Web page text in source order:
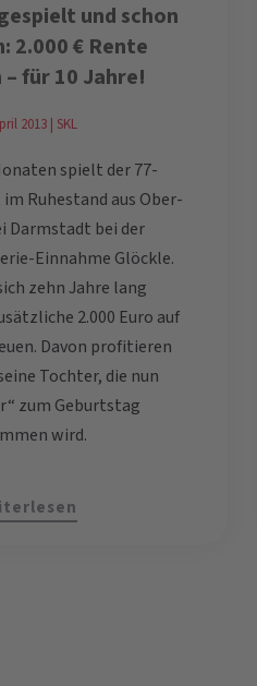
und schon
2.000 € Rente
für 10 Jahre!
2013 | SKL
spielt der 77-
Ruhestand aus Ober-
Darmstadt bei der
Einnahme Glöckle.
zehn Jahre lang
2.000 Euro auf
Davon profitieren
Tochter, die nun
zum Geburtstag
wird.